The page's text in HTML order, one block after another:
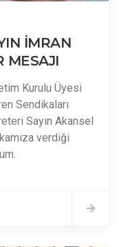
İMRAN
MESAJI
Kurulu Üyesi
Sendikaları
Sayın Akansel
verdiği